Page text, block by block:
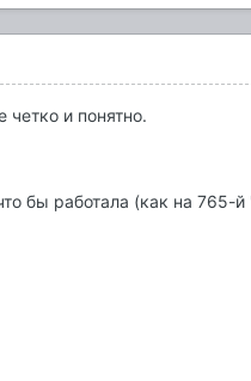
и понятно.
бы работала (как на 765-